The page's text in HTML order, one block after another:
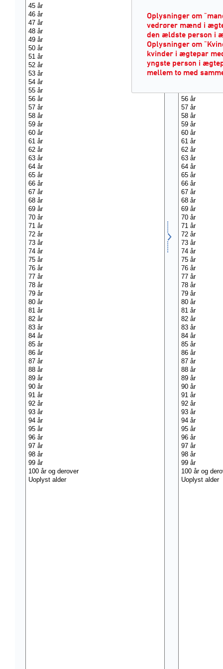
Oplysninger om
vedrører mænd i
den ældste person i
Oplysninger om
kvinder i ægtepar
yngste person i
mellem to med